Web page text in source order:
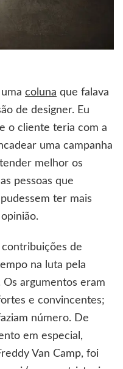
coluna que falava
de designer. Eu
o cliente teria com a
uma campanha
melhor os
pessoas que
ter mais
de
na luta pela
argumentos eram
e convincentes;
número. De
em especial,
Van Camp, foi